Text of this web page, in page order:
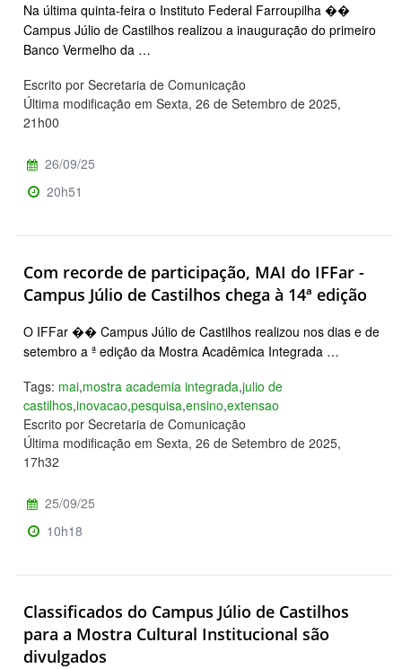
Na última quinta-feira o Instituto Federal Farroupilha ��
Campus Júlio de Castilhos realizou a inauguração do primeiro
Banco Vermelho da …
Escrito por Secretaria de Comunicação
Última modificação em Sexta, 26 de Setembro de 2025,
21h00
26/09/25
20h51
Com recorde de participação, MAI do IFFar -
Campus Júlio de Castilhos chega à 14ª edição
O IFFar �� Campus Júlio de Castilhos realizou nos dias e de
setembro a ª edição da Mostra Acadêmica Integrada …
Tags: mai,mostra academia integrada,julio de
castilhos,inovacao,pesquisa,ensino,extensao
Escrito por Secretaria de Comunicação
Última modificação em Sexta, 26 de Setembro de 2025,
17h32
25/09/25
10h18
Classificados do Campus Júlio de Castilhos
para a Mostra Cultural Institucional são
divulgados